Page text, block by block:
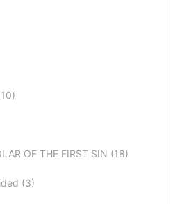
OF THE FIRST SIN (18)
(3)